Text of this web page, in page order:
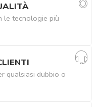
le tecnologie più
qualsiasi dubbio o